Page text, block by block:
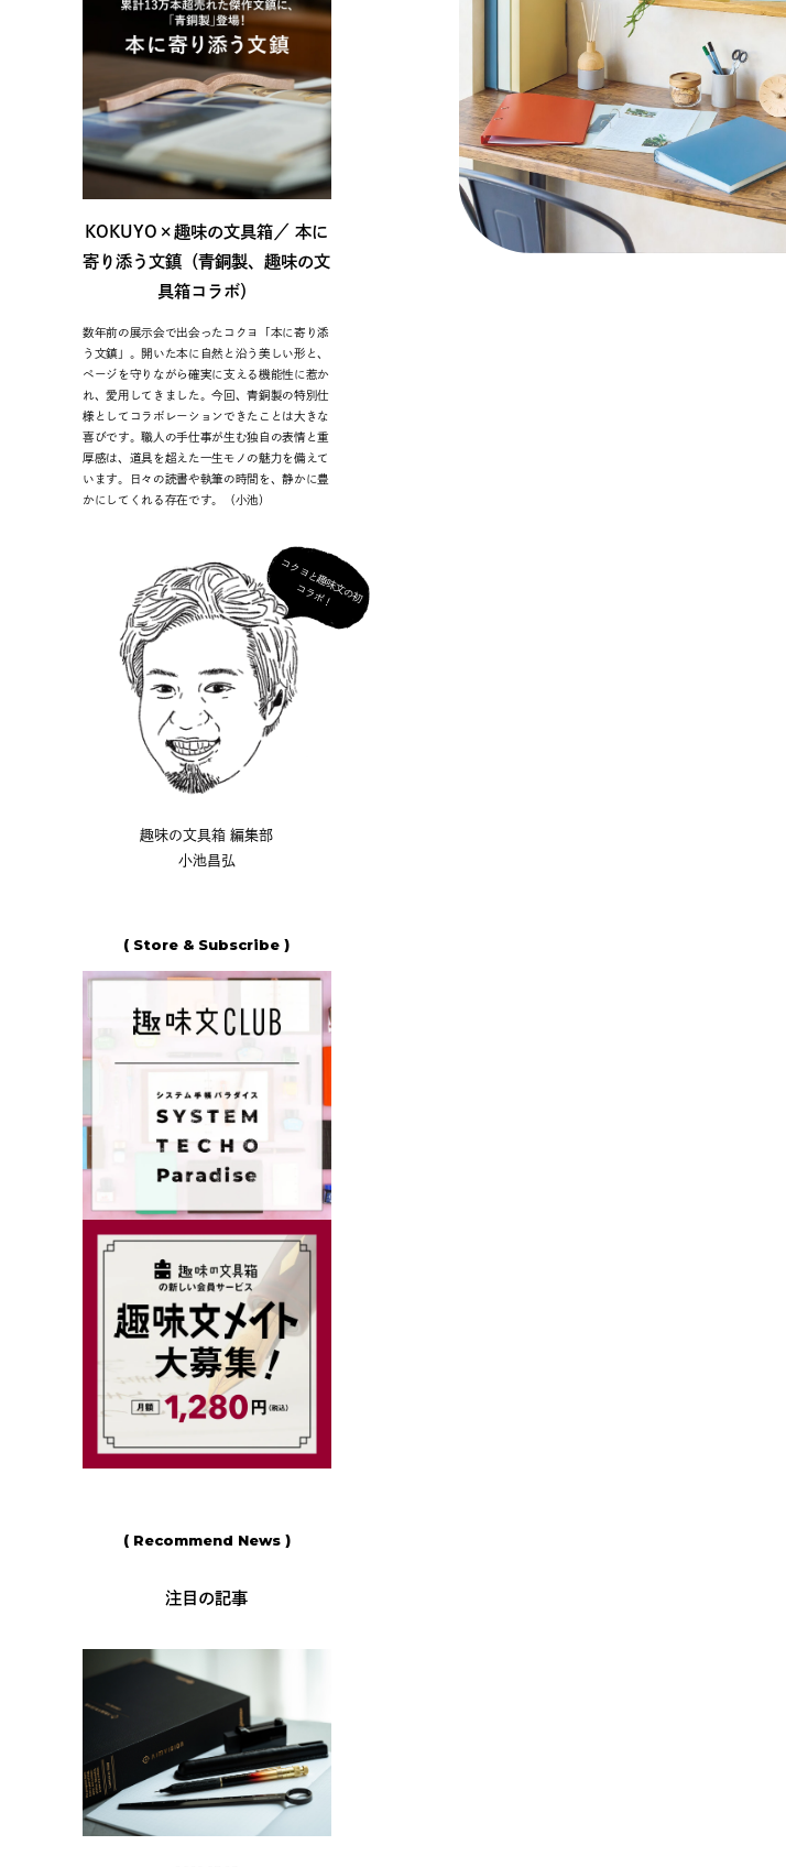
KOKUYO×趣味の文具箱／ 本に
寄り添う文鎮（青銅製、趣味の文
具箱コラボ）
数年前の展示会で出会ったコクヨ「本に寄り添
う文鎮」。開いた本に自然と沿う美しい形と、
ページを守りながら確実に支える機能性に惹か
れ、愛用してきました。今回、青銅製の特別仕
様としてコラボレーションできたことは大きな
喜びです。職人の手仕事が生む独自の表情と重
厚感は、道具を超えた一生モノの魅力を備えて
います。日々の読書や執筆の時間を、静かに豊
かにしてくれる存在です。（小池）
コ
ク
ヨ
と
趣
味
文
の
初
コ
ラ
ボ
！
趣味の文具箱 編集部
小池昌弘
( Store & Subscribe )
( Recommend News )
注目の記事